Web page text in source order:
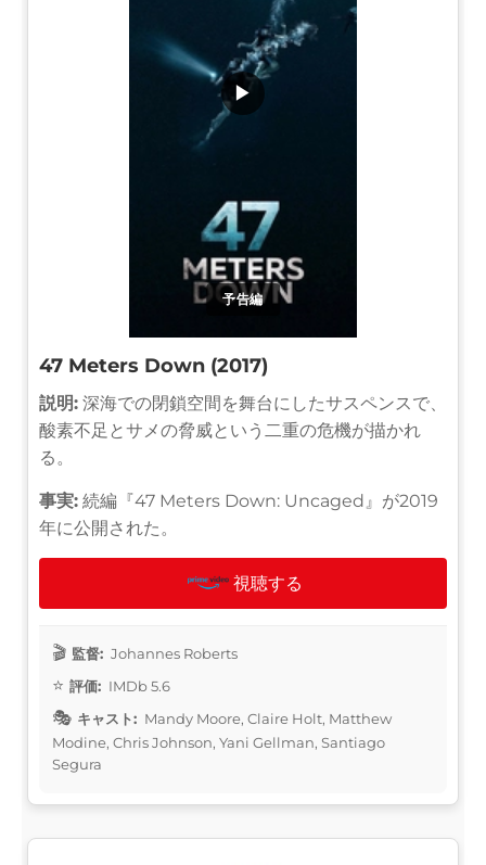
予告編
▶
47 Meters Down (2017)
説明: 深海での閉鎖空間を舞台にしたサスペンスで、
酸素不足とサメの脅威という二重の危機が描かれ
る。
事実: 続編『47 Meters Down: Uncaged』が2019
年に公開された。
視聴する
監督: Johannes Roberts
評価: IMDb 5.6
キャスト: Mandy Moore, Claire Holt, Matthew
Modine, Chris Johnson, Yani Gellman, Santiago
Segura